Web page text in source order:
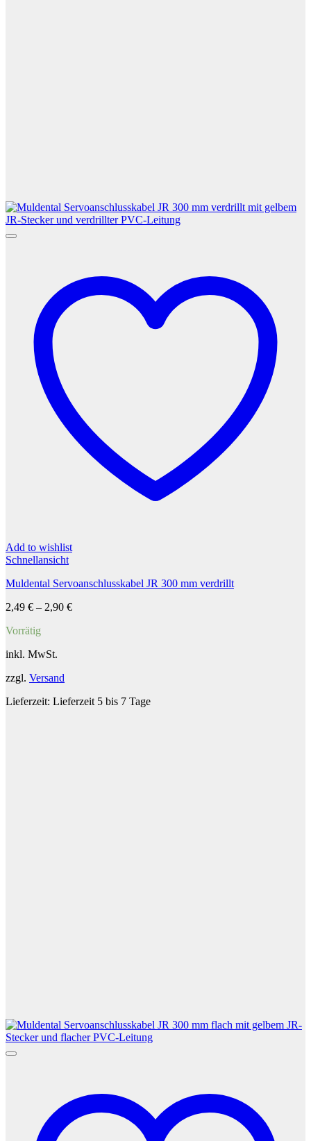
Add to wishlist
Schnellansicht
Muldental Servoanschlusskabel JR 300 mm verdrillt
2,49 € – 2,90 €
Vorrätig
inkl. MwSt.
zzgl. Versand
Lieferzeit: Lieferzeit 5 bis 7 Tage